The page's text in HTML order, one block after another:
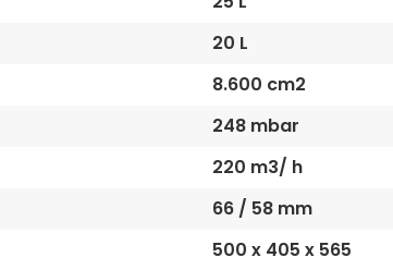
20 L
8.600 cm2
248 mbar
220 m3/ h
66 / 58 mm
500 x 405 x 565